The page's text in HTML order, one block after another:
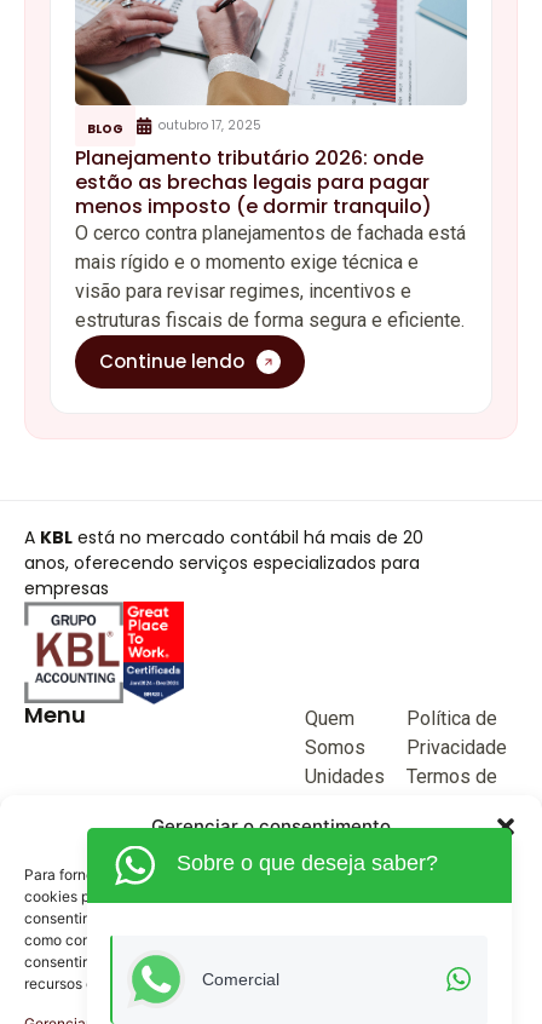
Gerenciar o consentimento
Para fornecer as melhores experiências, usamos tecnologias como
cookies para armazenar e/ou acessar informações do dispositivo. O
consentimento para essas tecnologias nos permitirá processar dados
como comportamento de navegação ou IDs exclusivos neste site. Não
consentir ou retirar o consentimento pode afetar negativamente certos
recursos e funções.
BLOG outubro 17, 2025
Planejamento tributário 2026: onde
estão as brechas legais para pagar
menos imposto (e dormir tranquilo)
O cerco contra planejamentos de fachada está
mais rígido e o momento exige técnica e
visão para revisar regimes, incentivos e
estruturas fiscais de forma segura e eficiente.
Continue lendo
A KBL está no mercado contábil há mais de 20
anos, oferecendo serviços especializados para
empresas
Menu
Quem
Somos
Unidades
Blog
Junte-se a
Política de
Privacidade
Termos de
(62) 3515-1280
Sobre o que deseja saber?
Comercial